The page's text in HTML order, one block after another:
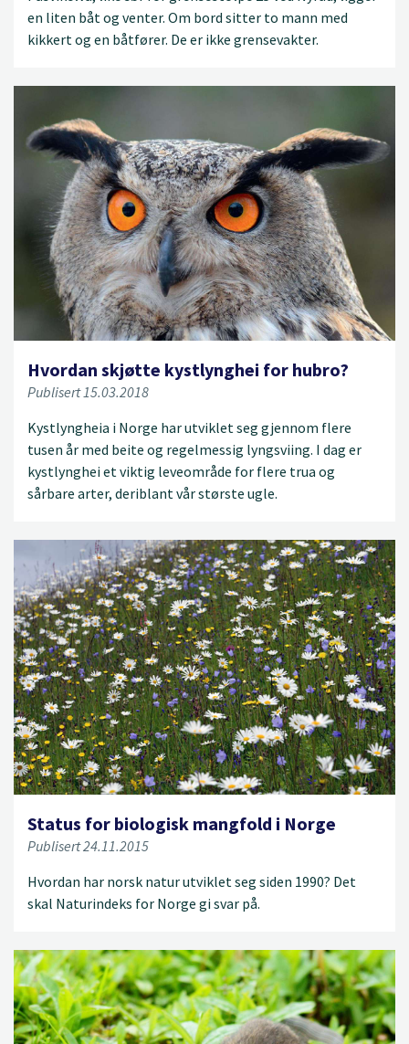
en liten båt og venter. Om bord sitter to mann med
kikkert og en båtfører. De er ikke grensevakter.
Hvordan skjøtte kystlynghei for hubro?
Publisert 15.03.2018
Kystlyngheia i Norge har utviklet seg gjennom flere
tusen år med beite og regelmessig lyngsviing. I dag er
kystlynghei et viktig leveområde for flere trua og
sårbare arter, deriblant vår største ugle.
Status for biologisk mangfold i Norge
Publisert 24.11.2015
Hvordan har norsk natur utviklet seg siden 1990? Det
skal Naturindeks for Norge gi svar på.